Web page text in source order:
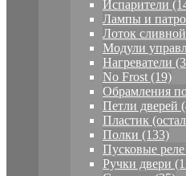
Испарители
Лампы и
Лоток
Модули
Нагреватели
No Frost (19)
Обрамления
Петли дверей
Пластик
Полки (133)
Пусковые
Ручки двери